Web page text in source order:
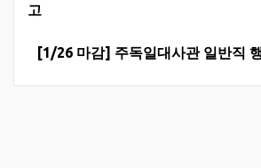
고
[1/26 마감] 주독일대사관 일반직